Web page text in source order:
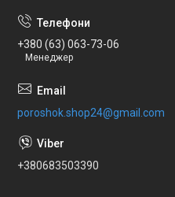
+380 (63) 063-73-06
Менеджер
poroshok.shop24@gmail.com
+380683503390